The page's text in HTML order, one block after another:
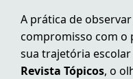
A prática de
compromisso com o
sua trajetória
Revista Tópicos, o